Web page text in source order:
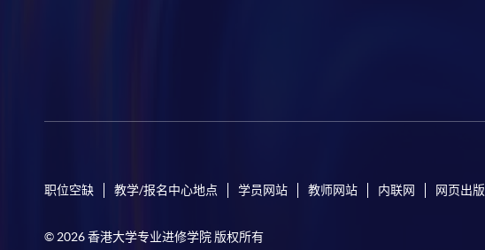
职位空缺 教学/报名中心地点 学员网站 教师网站 内联网 网页出
© 2026 香港大学专业进修学院 版权所有